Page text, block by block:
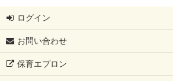
ログイン
お問い合わせ
保育エプロン